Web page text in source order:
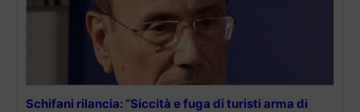
Schifani rilancia: “Siccità e fuga di turisti arma di